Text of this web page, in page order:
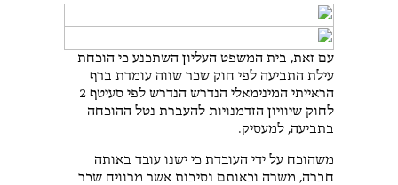
עם זאת, בית המשפט העליון השתכנע כי הוכחת
עילת התביעה לפי חוק שכר שווה עומדת ברף
הראייתי המינימאלי הנדרש הנדרש לפי סעיטף 2
לחוק שיוויון הזדמנויות להעברת נטל ההוכחה
בתביעה, למעסיק.
משהוכח על ידי העובדת כי ישנו עובד באותה
חברה, משרה ובאותם נסיבות אשר מרוויח שכר